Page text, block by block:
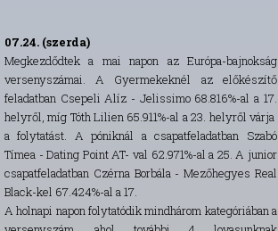
07.24. (szerda)
Megkezdődtek a mai napon az Európa-bajnokság
versenyszámai. A Gyermekeknél az előkészítő
feladatban Csepeli Alíz - Jelissimo 68.816%-al a 17.
helyről, míg Tóth Lilien 65.911%-al a 23. helyről várja
a folytatást. A póniknál a csapatfeladatban Szabó
Tímea - Dating Point AT- val 62.971%-al a 25. A junior
csapatfeladatban Czérna Borbála - Mezőhegyes Real
Black-kel 67.424%-al a 17.
A holnapi napon folytatódik mindhárom kategóriában a